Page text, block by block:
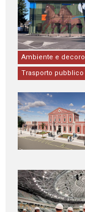
Ambiente e decoro
Trasporto pubblico